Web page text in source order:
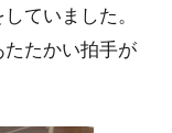
ていました。
たかい拍手が